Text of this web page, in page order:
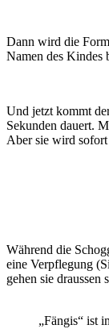
Dann wird die
Namen des Kindes
Und jetzt kommt
Sekunden dauert.
Aber sie wird sofort
Während die
eine Verpflegung
gehen sie draussen
„Fängis“ ist